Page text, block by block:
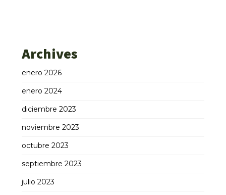
Archives
enero 2026
enero 2024
diciembre 2023
noviembre 2023
octubre 2023
septiembre 2023
julio 2023